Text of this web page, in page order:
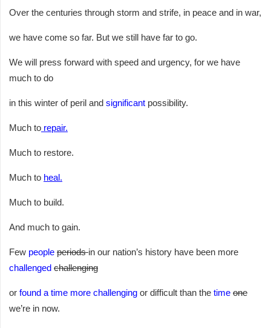
Over the centuries through storm and strife, in peace and in war,
we have come so far. But we still have far to go.
We will press forward with speed and urgency, for we have
much to do
in this winter of peril and significant possibility.
Much to repair.
Much to restore.
Much to heal.
Much to build.
And much to gain.
Few people periodsin our nation’s history have been more
challenged challenging
or found a time more challenging or difficult than the time one
we’re in now.